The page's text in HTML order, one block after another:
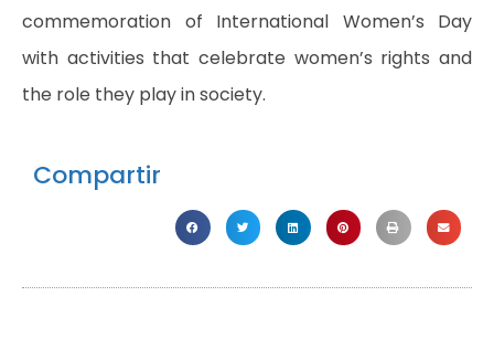
commemoration of International Women’s Day
with activities that celebrate women’s rights and
the role they play in society.
Compartir